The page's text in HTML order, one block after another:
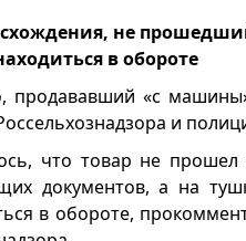
не
в обороте
продававший «с
и
что товар не прошел
документов, а на
в обороте,